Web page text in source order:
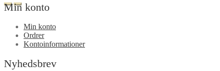
Min konto
Min konto
Ordrer
Kontoinformationer
Nyhedsbrev